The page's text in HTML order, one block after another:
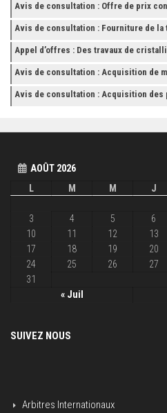
Avis de consultation : Offre de prix
et finition de RAYONNAGES pour la
Avis de consultation : Fourniture de la
Appel d’offres : Des travaux de
des grès
Avis de consultation : Acquisition de
Accessoires
Avis de consultation : Acquisition des
AOÛT 2026
L
M M J
« Juil
3
4 5 6
10
11 12 13
17
18 19 20
24
25 26 27
31
SUIVEZ NOUS
Arbitres Internationaux